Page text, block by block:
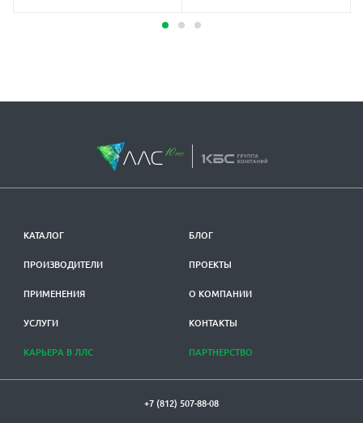
КАТАЛОГ
ПРОИЗВОДИТЕЛИ
ПРИМЕНЕНИЯ
УСЛУГИ
КАРЬЕРА В ЛЛС
БЛОГ
ПРОЕКТЫ
О КОМПАНИИ
КОНТАКТЫ
ПАРТНЕРСТВО
+7 (812) 507-88-08